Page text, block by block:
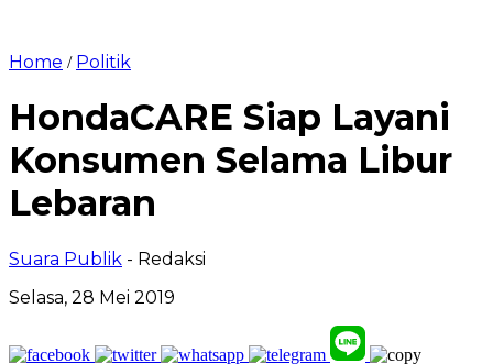
Home / Politik
HondaCARE Siap Layani
Konsumen Selama Libur
Lebaran
Suara Publik - Redaksi
Selasa, 28 Mei 2019